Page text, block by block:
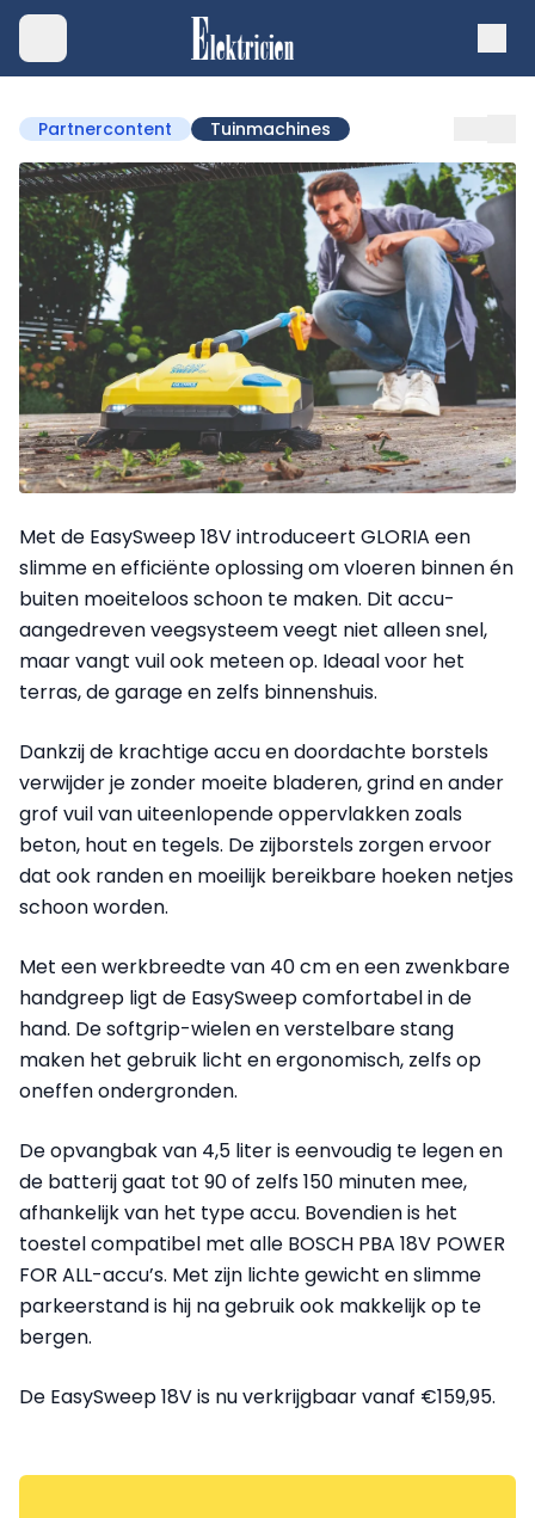
Partnercontent Tuinmachines
Met de EasySweep 18V introduceert GLORIA een
slimme en efficiënte oplossing om vloeren binnen én
buiten moeiteloos schoon te maken. Dit accu-
aangedreven veegsysteem veegt niet alleen snel,
maar vangt vuil ook meteen op. Ideaal voor het
terras, de garage en zelfs binnenshuis.
Dankzij de krachtige accu en doordachte borstels
verwijder je zonder moeite bladeren, grind en ander
grof vuil van uiteenlopende oppervlakken zoals
beton, hout en tegels. De zijborstels zorgen ervoor
dat ook randen en moeilijk bereikbare hoeken netjes
schoon worden.
Met een werkbreedte van 40 cm en een zwenkbare
handgreep ligt de EasySweep comfortabel in de
hand. De softgrip-wielen en verstelbare stang
maken het gebruik licht en ergonomisch, zelfs op
oneffen ondergronden.
De opvangbak van 4,5 liter is eenvoudig te legen en
de batterij gaat tot 90 of zelfs 150 minuten mee,
afhankelijk van het type accu. Bovendien is het
toestel compatibel met alle BOSCH PBA 18V POWER
FOR ALL-accu’s. Met zijn lichte gewicht en slimme
parkeerstand is hij na gebruik ook makkelijk op te
bergen.
De EasySweep 18V is nu verkrijgbaar vanaf €159,95.